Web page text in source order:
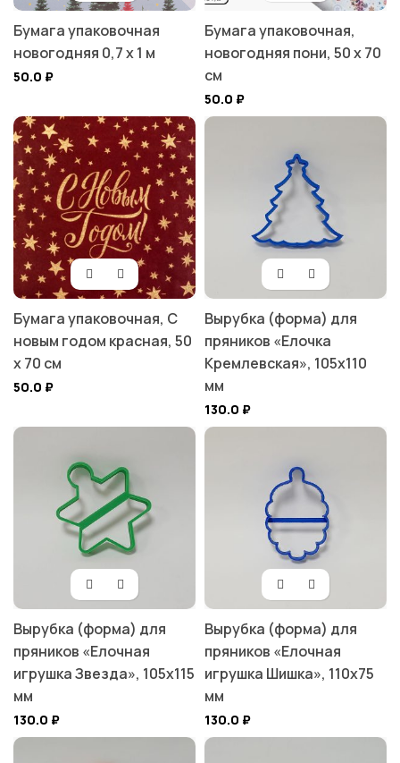
Бумага упаковочная
новогодняя 0,7 х 1 м
50.0 ₽
Бумага упаковочная,
новогодняя пони, 50 х 70
см
50.0 ₽
Бумага упаковочная, С
новым годом красная, 50
х 70 см
50.0 ₽
Вырубка (форма) для
пряников «Елочка
Кремлевская», 105х110
мм
130.0 ₽
Вырубка (форма) для
пряников «Елочная
игрушка Звезда», 105х115
мм
130.0 ₽
Вырубка (форма) для
пряников «Елочная
игрушка Шишка», 110х75
мм
130.0 ₽